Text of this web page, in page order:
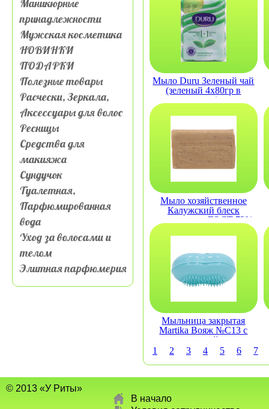
Маникюрные
принадлежности
Мужская косметика
НОВИНКИ
ПОДАРКИ
Полезные товары
Расчески, Зеркала,
Аксессуары для волос
Ресницы
Средства для
макияжа
Сундучок
Туалетная,
Парфюмированная
вода
Уход за волосами и
телом
Элитная парфюмерия
Мыло Duru Зеленый чай
(зеленый 4х80гр в
пакете)
Мыло хозяйственное
Калужский блеск
натуральное ГОСТ 72%
Мыльница закрытая
Martika Вояж №С13 с
щеткой
1
2 3 4 5 6 7
© 2013 «У Риты»
В начало